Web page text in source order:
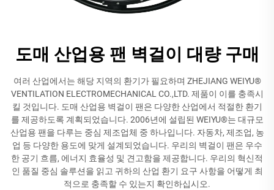
도매 산업용 팬 벽걸이 대량 구매
여러 산업에서는 해당 지역의 환기가 필요하며 ZHEJIANG WEIYU®
VENTILATION ELECTROMECHANICAL CO.,LTD. 제품이 이를 충족시
킬 것입니다. 도매 산업용 벽걸이 팬은 다양한 산업에서 적절한 환기
를 제공하도록 계획되었습니다. 2006년에 설립된 WEIYU®는 대규모
산업용 팬을 다루는 중심 제조업체 중 하나입니다. 자동차, 제조업, 농
업 등 다양한 용도에 맞게 설계되었습니다. 우리의 벽걸이 팬은 우수
한 공기 흐름, 에너지 효율성 및 견고함을 제공합니다. 우리의 혁신적
인 품질 중심 솔루션을 읽고 귀하의 산업 환기 요구 사항을 어떻게 최
적으로 충족할 수 있는지 확인하십시오.